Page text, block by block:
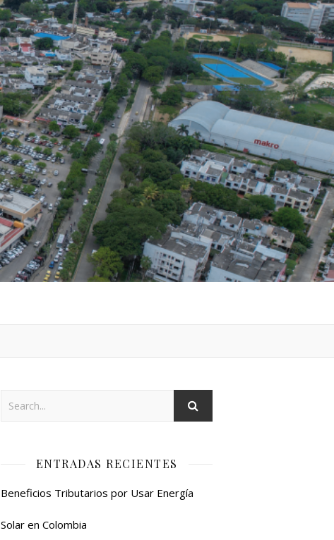
ENTRADAS RECIENTES
Beneficios Tributarios por Usar Energía
Solar en Colombia